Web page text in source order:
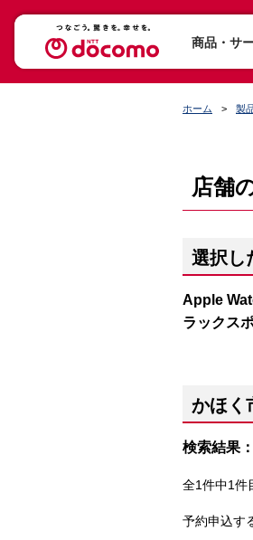
商品・サ
ホーム 製
店舗
選択し
Apple
ラックス
かほく
検索結果
全1件中1件
予約申込す